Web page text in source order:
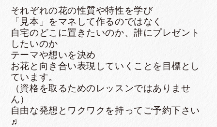
それぞれの花の性質や特性を学び
「見本」をマネして作るのではなく
自宅のどこに置きたいのか、誰にプレゼント
したいのか
テーマや想いを決め
お花と向き合い表現していくことを目標とし
ています。
（資格を取るためのレッスンではありませ
ん）
自由な発想とワクワクを持ってご予約下さい
♬